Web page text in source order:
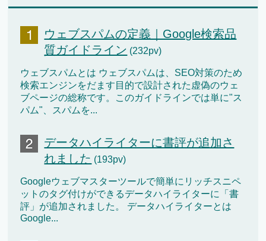
ウェブスパムの定義｜Google検索品
質ガイドライン (232pv)
ウェブスパムとは ウェブスパムは、SEO対策のため
検索エンジンをだます目的で設計された虚偽のウェ
ブページの総称です。このガイドラインでは単に"ス
パム"、スパムを...
データハイライターに書評が追加さ
れました (193pv)
Googleウェブマスターツールで簡単にリッチスニペ
ットのタグ付けができるデータハイライターに「書
評」が追加されました。 データハイライターとは
Google...